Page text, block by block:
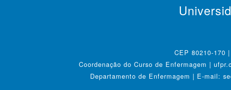
CEP 80210-170
Coordenação do Curso de Enfermagem |
Departamento de Enfermagem | E-mail: